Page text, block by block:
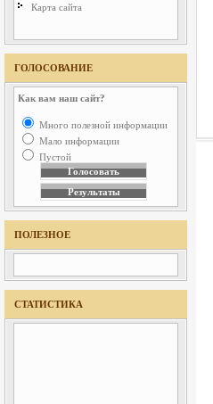
Карта сайта
ГОЛОСОВАНИЕ
Как вам наш сайт?
Много полезной информации
Мало информации
Пустой
ПОЛЕЗНОЕ
СТАТИСТИКА